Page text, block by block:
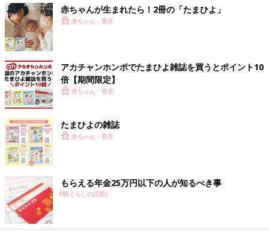
赤ちゃんが生まれたら！2冊の「たまひよ」
赤ちゃん・育児
アカチャンホンポでたまひよ雑誌を買うとポイント10
倍【期間限定】
赤ちゃん・育児
たまひよの雑誌
赤ちゃん・育児
もらえる年金25万円以下の人が知るべき事
PR(くらしの話題)